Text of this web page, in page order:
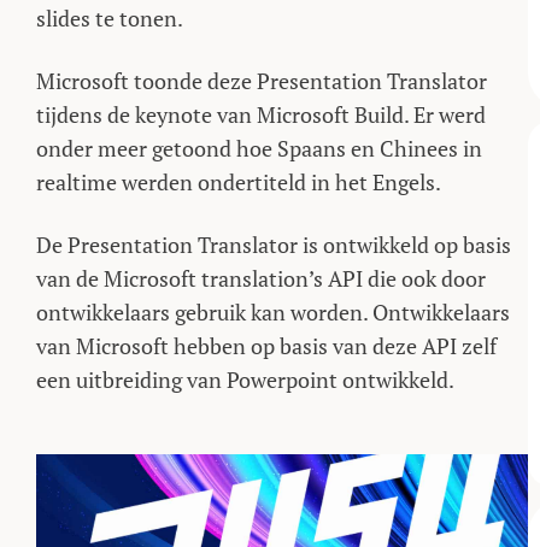
slides te tonen.
Microsoft toonde deze Presentation Translator
tijdens de keynote van Microsoft Build. Er werd
onder meer getoond hoe Spaans en Chinees in
realtime werden ondertiteld in het Engels.
De Presentation Translator is ontwikkeld op basis
van de Microsoft translation’s API die ook door
ontwikkelaars gebruik kan worden. Ontwikkelaars
van Microsoft hebben op basis van deze API zelf
een uitbreiding van Powerpoint ontwikkeld.